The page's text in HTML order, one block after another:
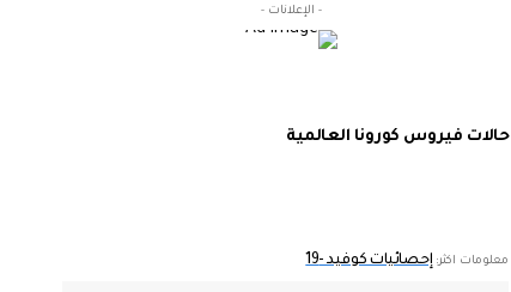
- الإعلانات -
حالات فيروس كورونا العالمية
معلومات اكثر: إحصائيات كوفيد -19